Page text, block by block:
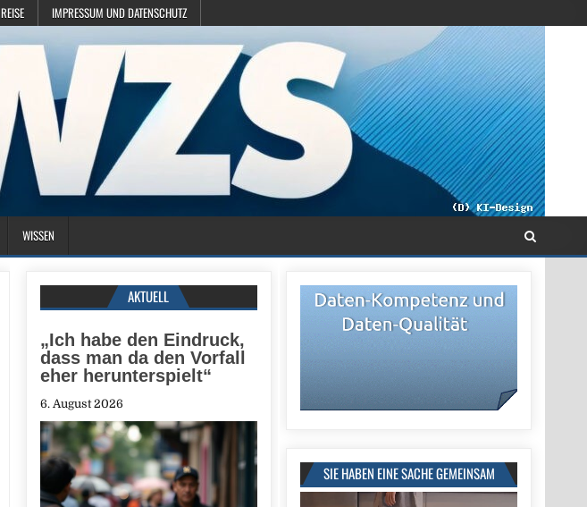
REISE IMPRESSUM UND DATENSCHUTZ
WISSEN
SIE HABEN EINE SACHE GEMEINSAM
AKTUELL
„Ich habe den Eindruck,
dass man da den Vorfall
eher herunterspielt“
6. August 2026